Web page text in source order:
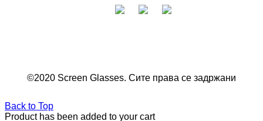
©2020 Screen Glasses. Сите права се задржани
Back to Top
Product has been added to your cart